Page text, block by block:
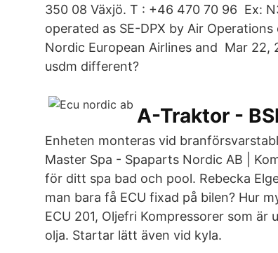
350 08 Växjö. T : +46 470 70 96 Ex:
operated as SE-DPX by Air
Nordic European Airlines and Mar 22,
usdm different?
A-Traktor -
Enheten monteras vid
Master Spa - Spaparts Nordic AB |
för ditt spa bad och pool. Rebecka
man bara få ECU fixad på bilen? Hur
ECU 201, Oljefri Kompressorer som
olja. Startar lätt även vid kyla.